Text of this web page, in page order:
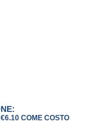
COME COSTO